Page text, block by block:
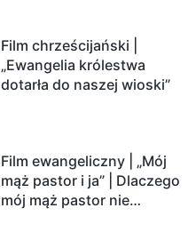
Film chrześcijański |
„Ewangelia królestwa
dotarła do naszej wioski”
Film ewangeliczny | „Mój
mąż pastor i ja” | Dlaczego
mój mąż pastor nie